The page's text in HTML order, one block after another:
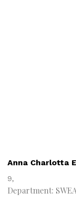
Anna Charlotta
9,
Department: